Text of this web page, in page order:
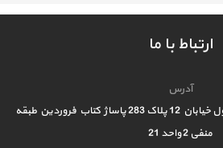
ارتباط با ما
آدرس
تهران مقابل دانشگاه تهران اول خیابان 12 پلاک 283 پاساژ کتاب فروردین طبقه
منفی 2 واحد 21